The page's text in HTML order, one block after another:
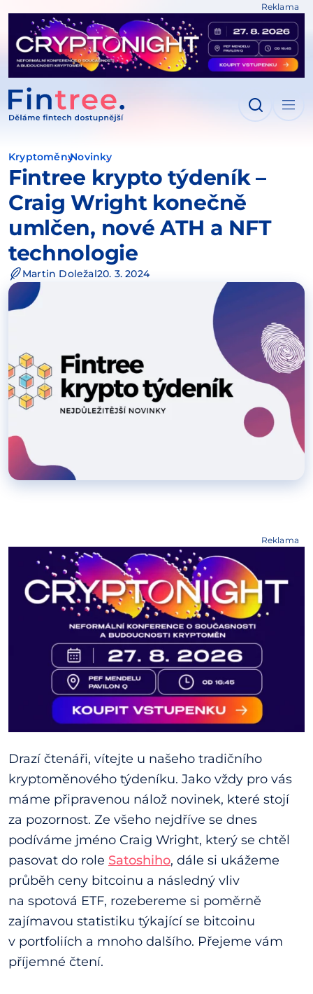
Reklama
KryptoměnyNovinky
Fintree krypto týdeník –
Craig Wright konečně
umlčen, nové ATH a NFT
technologie
Martin Doležal20. 3. 2024
Reklama
Drazí čtenáři, vítejte u našeho tradičního
kryptoměnového týdeníku. Jako vždy pro vás
máme připravenou nálož novinek, které stojí
za pozornost. Ze všeho nejdříve se dnes
podíváme jméno Craig Wright, který se chtěl
pasovat do role Satoshiho, dále si ukážeme
průběh ceny bitcoinu a následný vliv
na spotová ETF, rozebereme si poměrně
zajímavou statistiku týkající se bitcoinu
v portfoliích a mnoho dalšího. Přejeme vám
příjemné čtení.